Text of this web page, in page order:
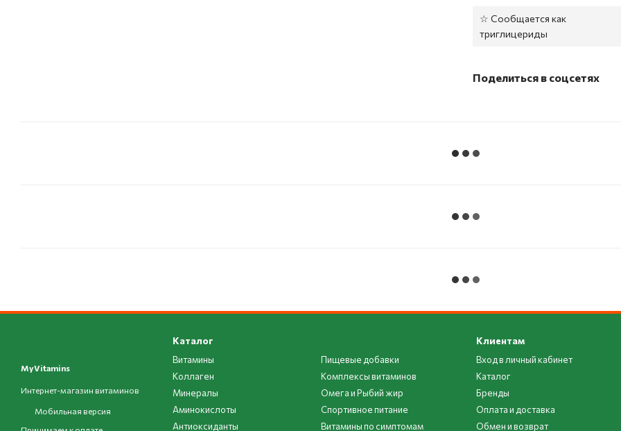
☆ Сообщается как
триглицериды
Поделиться в соцсетях
MyVitamins
Интернет-магазин витаминов
Мобильная версия
Каталог
Витамины
Коллаген
Минералы
Аминокислоты
Антиоксиданты
Пищевые добавки
Комплексы витаминов
Омега и Рыбий жир
Спортивное питание
Витамины по симптомам
Клиентам
Вход в личный кабинет
Каталог
Бренды
Оплата и доставка
Обмен и возврат